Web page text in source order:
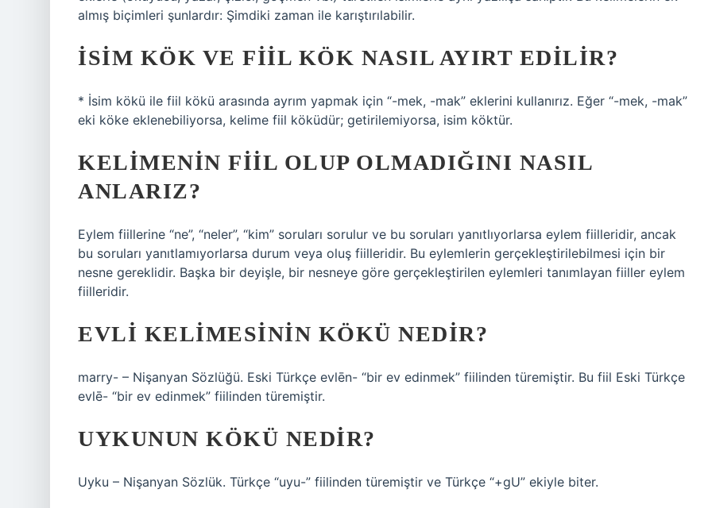
almış biçimleri şunlardır: Şimdiki zaman ile karıştırılabilir.
İSIM KÖK VE FIIL KÖK NASIL AYIRT EDILIR?
* İsim kökü ile fiil kökü arasında ayrım yapmak için “-mek, -mak” eklerini kullanırız. Eğer “-mek, -mak”
eki köke eklenebiliyorsa, kelime fiil köküdür; getirilemiyorsa, isim köktür.
KELIMENIN FIIL OLUP OLMADIĞINI NASIL
ANLARIZ?
Eylem fiillerine “ne”, “neler”, “kim” soruları sorulur ve bu soruları yanıtlıyorlarsa eylem fiilleridir, ancak
bu soruları yanıtlamıyorlarsa durum veya oluş fiilleridir. Bu eylemlerin gerçekleştirilebilmesi için bir
nesne gereklidir. Başka bir deyişle, bir nesneye göre gerçekleştirilen eylemleri tanımlayan fiiller eylem
fiilleridir.
EVLI KELIMESININ KÖKÜ NEDIR?
marry- – Nişanyan Sözlüğü. Eski Türkçe evlēn- “bir ev edinmek” fiilinden türemiştir. Bu fiil Eski Türkçe
evlē- “bir ev edinmek” fiilinden türemiştir.
UYKUNUN KÖKÜ NEDIR?
Uyku – Nişanyan Sözlük. Türkçe “uyu-” fiilinden türemiştir ve Türkçe “+gU” ekiyle biter.